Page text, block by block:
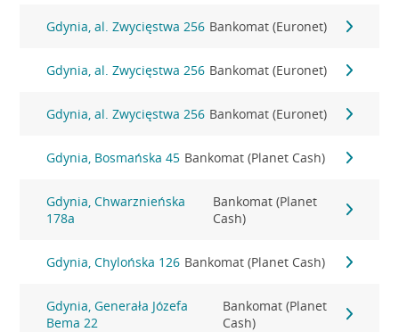
Gdynia, al. Zwycięstwa 256 Bankomat (Euronet)
Gdynia, al. Zwycięstwa 256 Bankomat (Euronet)
Gdynia, al. Zwycięstwa 256 Bankomat (Euronet)
Gdynia, Bosmańska 45 Bankomat (Planet Cash)
Gdynia, Chwarznieńska
178a
Bankomat (Planet
Cash)
Gdynia, Chylońska 126 Bankomat (Planet Cash)
Gdynia, Generała Józefa
Bema 22
Bankomat (Planet
Cash)